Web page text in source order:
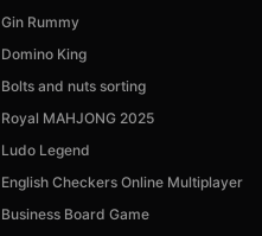
Gin Rummy
Domino King
Bolts and nuts sorting
Royal MAHJONG 2025
Ludo Legend
English Checkers Online Multiplayer
Business Board Game